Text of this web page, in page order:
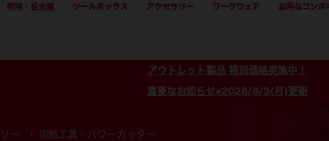
照明・投光器 ツールボックス アクセサリー ワークウェア お得なコンボ
アウトレット製品 特別価格実施中！
重要なお知らせ※2026/8/3(月)更新
ー 切断工具・パワーカッター